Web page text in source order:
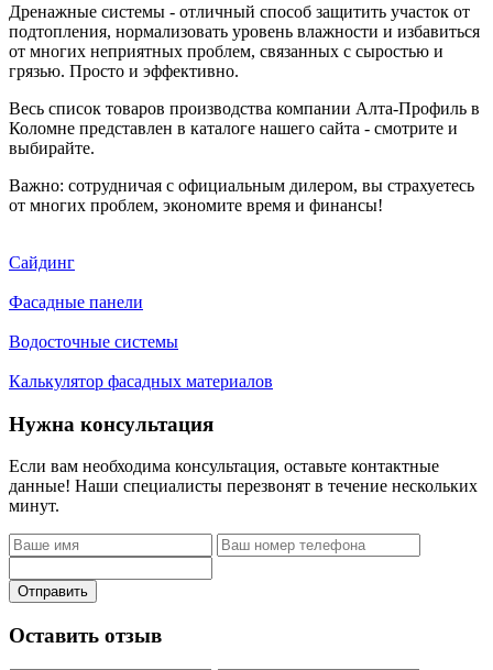
Дренажные системы - отличный способ защитить участок от
подтопления, нормализовать уровень влажности и избавиться
от многих неприятных проблем, связанных с сыростью и
грязью. Просто и эффективно.
Весь список товаров производства компании Алта-Профиль в
Коломне представлен в каталоге нашего сайта - смотрите и
выбирайте.
Важно: сотрудничая с официальным дилером, вы страхуетесь
от многих проблем, экономите время и финансы!
Сайдинг
Фасадные панели
Водосточные системы
Калькулятор фасадных материалов
Нужна консультация
Если вам необходима консультация, оставьте контактные
данные! Наши специалисты перезвонят в течение нескольких
минут.
Отправить
Оставить отзыв